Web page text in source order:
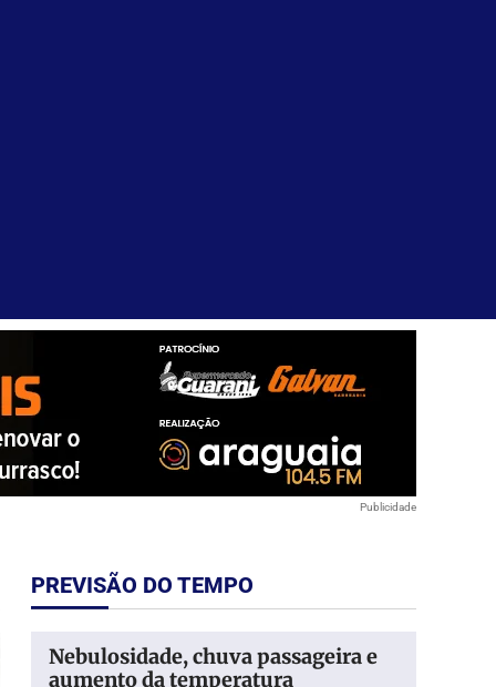
Publicidade
PREVISÃO DO TEMPO
Nebulosidade, chuva passageira e
aumento da temperatura